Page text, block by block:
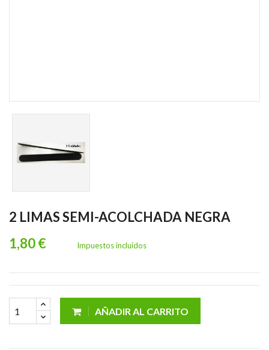
2 LIMAS SEMI-ACOLCHADA NEGRA
1,80 €
Impuestos incluidos
AÑADIR AL CARRITO